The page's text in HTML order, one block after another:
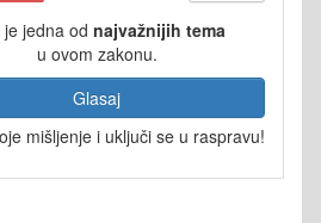
je jedna od najvažnijih tema
u ovom zakonu.
Glasaj
mišljenje i uključi se u raspravu!